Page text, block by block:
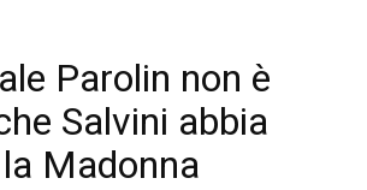
Parolin non è
Salvini abbia
Madonna